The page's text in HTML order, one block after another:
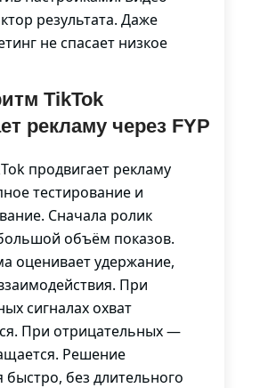
результата. Даже
не спасает низкое
TikTok
рекламу через FYP
продвигает рекламу
тестирование и
Сначала ролик
объём показов.
оценивает удержание,
При
сигналах охват
При отрицательных —
Решение
быстро, без длительного